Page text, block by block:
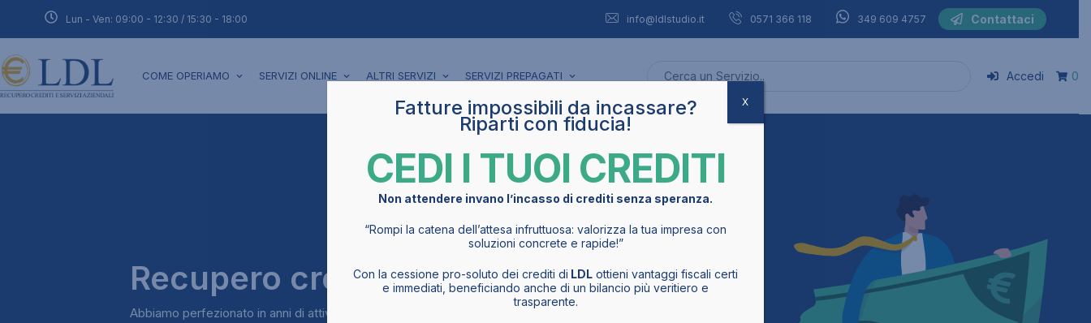
Lun - Ven: 09:00 - 12:30 / 15:30 - 18:00 info@ldlstudio.it 0571 366 118 349 609 4757 Contattaci
COME OPERIAMO SERVIZI ONLINE ALTRI SERVIZI SERVIZI PREPAGATI Accedi 0
Recupero crediti
Abbiamo perfezionato in anni di attività i passivi derivanti da crediti insoluti,
Fatture impossibili da incassare?
Riparti con fiducia!
CEDI I TUOI CREDITI
Non attendere invano l’incasso di crediti senza speranza.
“Rompi la catena dell’attesa infruttuosa: valorizza la tua impresa con
soluzioni concrete e rapide!”
Con la cessione pro-soluto dei crediti di LDL ottieni vantaggi fiscali certi
e immediati, beneficiando anche di un bilancio più veritiero e
trasparente.
X